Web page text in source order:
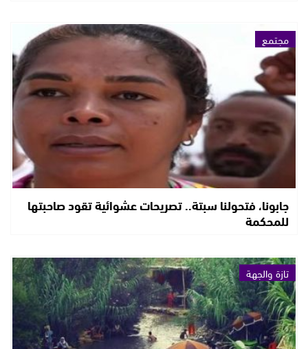
مجتمع
جابونا، فتحولنا سبتة.. تصريحات عشوائية تقود صاحبتها
للمحكمة
تازة والجهة